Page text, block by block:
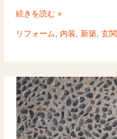
テ
全
ド
｜
人
気
商
続きを読む »
リフォーム, 内装, 新築,玄関